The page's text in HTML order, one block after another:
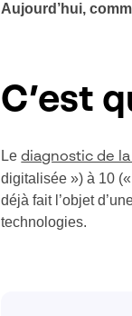
Aujourd’hui,
C’est
Lediagnostic de
digitalisée ») à 10
déjà fait l’objet
technologies.